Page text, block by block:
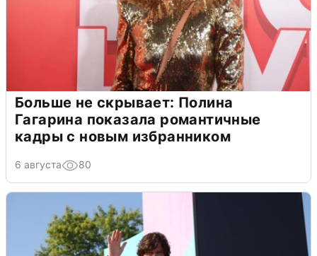
Больше не скрывает: Полина
Гагарина показала романтичные
кадры с новым избранником
6 августа 80